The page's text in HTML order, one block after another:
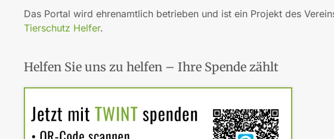
Das Portal wird ehrenamtlich betrieben und ist ein Projekt des
Tierschutz Helfer.
Helfen Sie uns zu helfen – Ihre Spende zählt